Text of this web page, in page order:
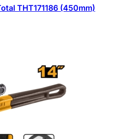
THT171186 (450mm)